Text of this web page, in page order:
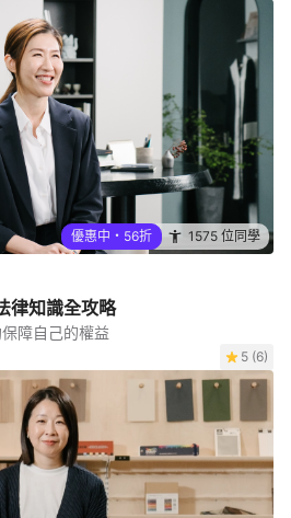
優惠中・56折 1575 位同學
律知識全攻略
障自己的權益
5 (6)